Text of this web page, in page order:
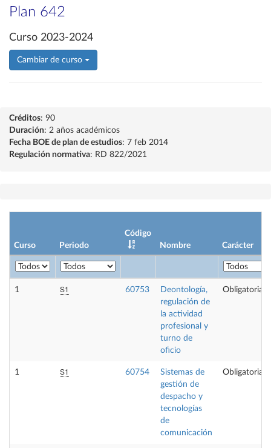
Plan 642
Curso 2023-2024
Cambiar de curso
Créditos: 90
Duración: 2 años académicos
Fecha BOE de plan de estudios: 7 feb 2014
Regulación normativa: RD 822/2021
Curso Periodo
Código
Nombre
Carácter
1 S1 60753
Deontología,
regulación de
la actividad
profesional y
turno de
oficio
Obligatoria
1 S1 60754
Sistemas de
gestión de
despacho y
tecnologías
de
comunicación
Obligatoria